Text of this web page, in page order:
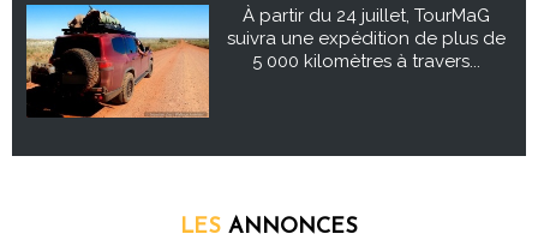
À partir du 24 juillet, TourMaG
suivra une expédition de plus de
5 000 kilomètres à travers...
LES ANNONCES